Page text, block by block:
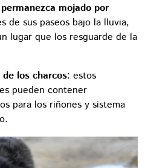
mojado por
de sus paseos bajo la lluvia,
lugar que los resguarde de la
los charcos: estos
pueden contener
para los riñones y sistema